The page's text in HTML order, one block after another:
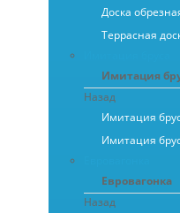
Доска
Террасная
Имитация
Назад
Имитация
Имитация
Евровагонка
Назад